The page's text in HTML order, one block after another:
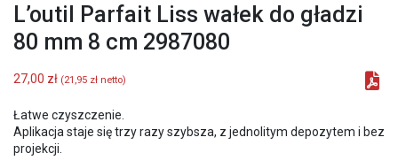
L’outil Parfait Liss wałek do gładzi
80 mm 8 cm 2987080
27,00 zł (21,95 zł netto)
Łatwe czyszczenie.
Aplikacja staje się trzy razy szybsza, z jednolitym depozytem i bez
projekcji.